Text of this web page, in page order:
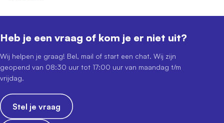
Heb je een vraag of kom je er niet uit?
Wij helpen je graag! Bel, mail of start een chat. Wij zijn
geopend van 08:30 uur tot 17:00 uur van maandag t/m
vrijdag.
Stel je vraag